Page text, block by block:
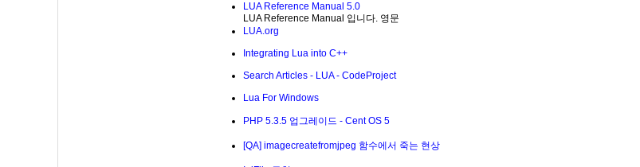
LUA Reference Manual 5.0
LUA Reference Manual 입니다. 영문
LUA.org
Integrating Lua into C++
Search Articles - LUA - CodeProject
Lua For Windows
PHP 5.3.5 업그레이드 - Cent OS 5
[QA] imagecreatefromjpeg 함수에서 죽는 현상